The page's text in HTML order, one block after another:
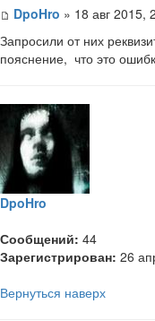
DpoHro » 18 авг 2015,
Запросили от них
пояснение, что это
DpoHro
Сообщений: 44
Зарегистрирован: 26
Вернуться наверх